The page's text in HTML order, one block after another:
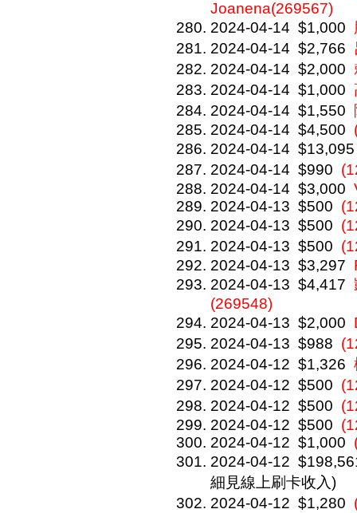
Joanena(269567)
2024-04-14 $1,000
2024-04-14 $2,766
2024-04-14 $2,000
2024-04-14 $1,000
2024-04-14 $1,550
2024-04-14 $4,500
2024-04-14 $13,095
2024-04-14 $990
2024-04-14 $3,000
2024-04-13 $500
2024-04-13 $500
2024-04-13 $500
2024-04-13 $3,297
2024-04-13 $4,417
(269548)
2024-04-13 $2,000
2024-04-13 $988
2024-04-12 $1,326
2024-04-12 $500
2024-04-12 $500
2024-04-12 $500
2024-04-12 $1,000
2024-04-12
細見線上刷卡收入)
2024-04-12 $1,280